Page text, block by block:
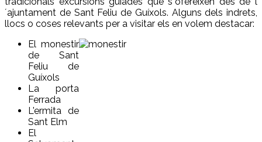
´ajuntament de Sant Feliu de Guíxols. Alguns dels indrets,
llocs o coses relevants per a visitar els en volem destacar:
El monestir
de Sant
Feliu de
Guíxols
La porta
Ferrada
L'ermita de
Sant Elm
El